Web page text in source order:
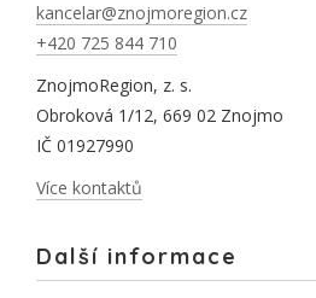
kancelar@znojmoregion.cz
+420 725 844 710
ZnojmoRegion, z. s.
Obroková 1/12, 669 02 Znojmo
IČ 01927990
Více kontaktů
Další informace